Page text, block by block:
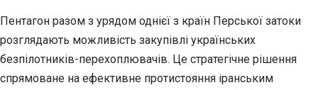
Пентагон разом з урядом однієї з країн Перської затоки
розглядають можливість закупівлі українських
безпілотників-перехоплювачів. Це стратегічне рішення
спрямоване на ефективне протистояння іранським